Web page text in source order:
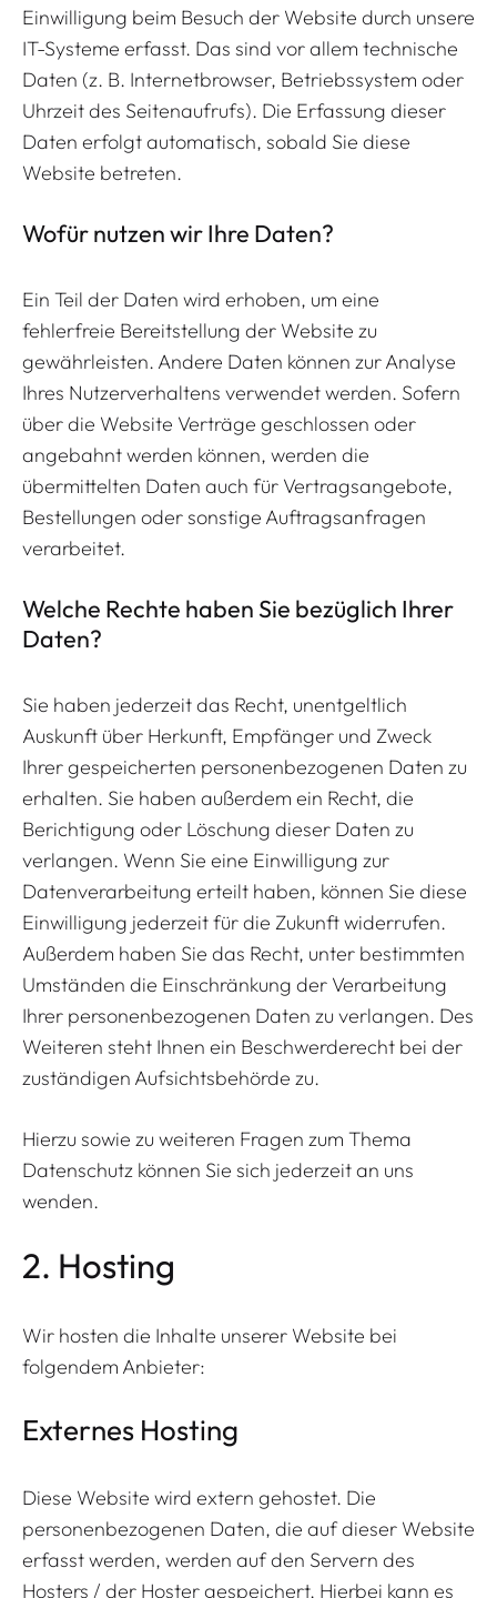
Einwilligung beim Besuch der Website durch unsere
IT-Systeme erfasst. Das sind vor allem technische
Daten (z. B. Internetbrowser, Betriebssystem oder
Uhrzeit des Seitenaufrufs). Die Erfassung dieser
Daten erfolgt automatisch, sobald Sie diese
Website betreten.
Wofür nutzen wir Ihre Daten?
Ein Teil der Daten wird erhoben, um eine
fehlerfreie Bereitstellung der Website zu
gewährleisten. Andere Daten können zur Analyse
Ihres Nutzerverhaltens verwendet werden. Sofern
über die Website Verträge geschlossen oder
angebahnt werden können, werden die
übermittelten Daten auch für Vertragsangebote,
Bestellungen oder sonstige Auftragsanfragen
verarbeitet.
Welche Rechte haben Sie bezüglich Ihrer
Daten?
Sie haben jederzeit das Recht, unentgeltlich
Auskunft über Herkunft, Empfänger und Zweck
Ihrer gespeicherten personenbezogenen Daten zu
erhalten. Sie haben außerdem ein Recht, die
Berichtigung oder Löschung dieser Daten zu
verlangen. Wenn Sie eine Einwilligung zur
Datenverarbeitung erteilt haben, können Sie diese
Einwilligung jederzeit für die Zukunft widerrufen.
Außerdem haben Sie das Recht, unter bestimmten
Umständen die Einschränkung der Verarbeitung
Ihrer personenbezogenen Daten zu verlangen. Des
Weiteren steht Ihnen ein Beschwerderecht bei der
zuständigen Aufsichtsbehörde zu.
Hierzu sowie zu weiteren Fragen zum Thema
Datenschutz können Sie sich jederzeit an uns
wenden.
2. Hosting
Wir hosten die Inhalte unserer Website bei
folgendem Anbieter:
Externes Hosting
Diese Website wird extern gehostet. Die
personenbezogenen Daten, die auf dieser Website
erfasst werden, werden auf den Servern des
Hosters / der Hoster gespeichert. Hierbei kann es